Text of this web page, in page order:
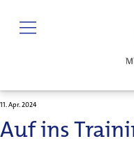
11. Apr. 2024
Auf ins